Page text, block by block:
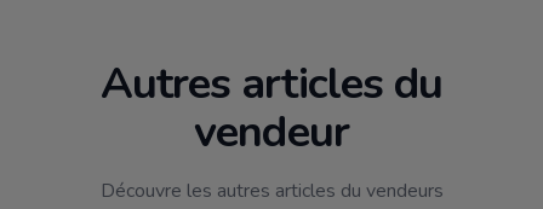
Autres articles du
vendeur
Découvre les autres articles du vendeurs